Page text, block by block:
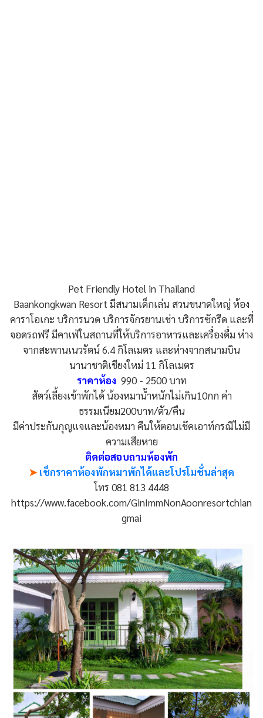
Pet Friendly Hotel in Thailand
Baankongkwan Resort มีสนามเด็กเล่น สวนขนาดใหญ่ ห้อง
คาราโอเกะ บริการนวด บริการจักรยานเช่า บริการซักรีด และที่
จอดรถฟรี มีคาเฟ่ในสถานที่ให้บริการอาหารและเครื่องดื่ม ห่าง
จากสะพานเนวรัตน์ 6.4 กิโลเมตร และห่างจากสนามบิน
นานาชาติเชียงใหม่ 11 กิโลเมตร
ราคาห้อง990 - 2500 บาท
สัตว์เลี้ยงเข้าพักได้ น้องหมาน้ำหนักไม่เกิน10กก ค่า
ธรรมเนียม200บาท/ตัว/คืน
มีค่าประกันกุญแจและน้องหมา คืนให้ตอนเช๊คเอาท์กรณีไม่มี
ความเสียหาย
ติดต่อสอบถามห้องพัก
➤ เช็กราคาห้องพักหมาพักได้และโปรโมชั่นล่าสุด
โทร 081 813 4448
https://www.facebook.com/GinImmNonAoonresortchian
gmai